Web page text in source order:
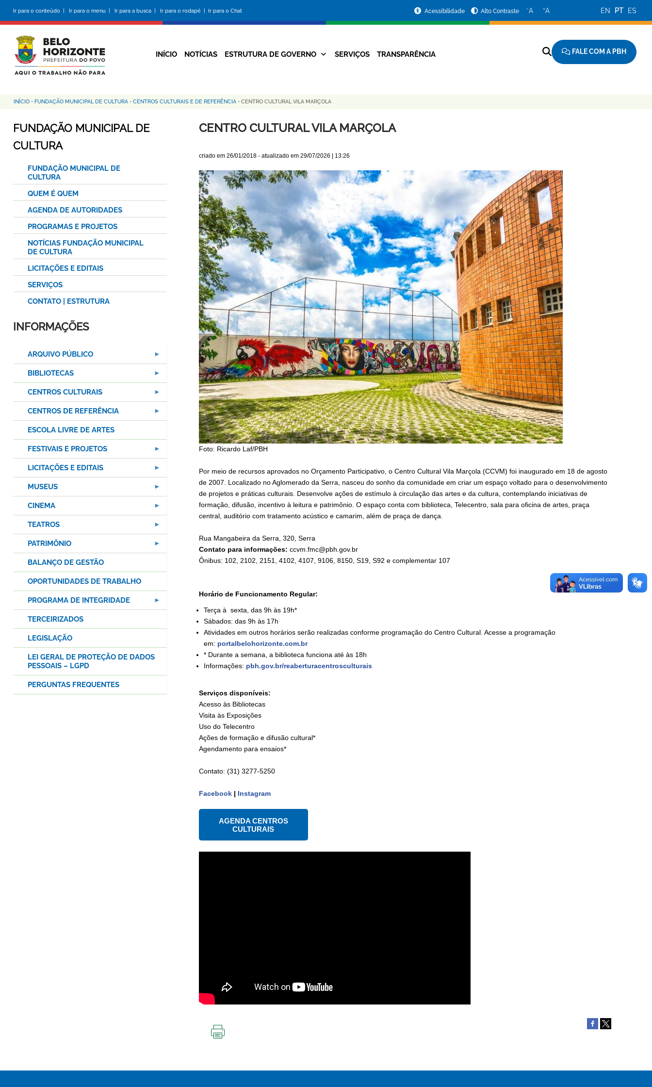
conteúdo
principal
Ir para o conteúdo | Ir para o menu | Ir para a busca | Ir para o rodapé | Ir para o Chat
da
Prefeitura
Acessibilidade Alto Contraste −A +A EN PT ES
Navegação
INÍCIO NOTÍCIAS ESTRUTURA DE GOVERNO SERVIÇOS TRANSPARÊNCIA FALE COM A PBH
Trilha
de
navegação
INÍCIO - FUNDAÇÃO MUNICIPAL DE CULTURA - CENTROS CULTURAIS E DE REFERÊNCIA - CENTRO CULTURAL VILA MARÇOLA
CENTRO CULTURAL VILA MARÇOLA
criado em 26/01/2018- atualizado em 29/07/2026 | 13:26
Foto: Ricardo Laf/PBH
Por meio de recursos aprovados no Orçamento Participativo, o Centro Cultural Vila Marçola (CCVM) foi inaugurado em 18 de agosto
de 2007. Localizado no Aglomerado da Serra, nasceu do sonho da comunidade em criar um espaço voltado para o desenvolvimento
de projetos e práticas culturais. Desenvolve ações de estímulo à circulação das artes e da cultura, contemplando iniciativas de
formação, difusão, incentivo à leitura e patrimônio. O espaço conta com biblioteca, Telecentro, sala para oficina de artes, praça
central, auditório com tratamento acústico e camarim, além de praça de dança.
Rua Mangabeira da Serra, 320, Serra
Contato para informações: ccvm.fmc@pbh.gov.br
Ônibus: 102, 2102, 2151, 4102, 4107, 9106, 8150, S19, S92 e complementar 107
Horário de Funcionamento Regular:
Terça à sexta, das 9h às 19h*
Sábados: das 9h às 17h
Atividades em outros horários serão realizadas conforme programação do Centro Cultural. Acesse a programação
em: portalbelohorizonte.com.br
* Durante a semana, a biblioteca funciona até às 18h
Informações: pbh.gov.br/reaberturacentrosculturais
Serviços disponíveis:
Acesso às Bibliotecas
Visita às Exposições
Uso do Telecentro
Ações de formação e difusão cultural*
Agendamento para ensaios*
Contato: (31) 3277-5250
Facebook| Instagram
AGENDA CENTROS
CULTURAIS
FUNDAÇÃO MUNICIPAL DE
CULTURA
FUNDAÇÃO MUNICIPAL DE
CULTURA
QUEM É QUEM
AGENDA DE AUTORIDADES
PROGRAMAS E PROJETOS
NOTÍCIAS FUNDAÇÃO MUNICIPAL
DE CULTURA
LICITAÇÕES E EDITAIS
SERVIÇOS
CONTATO | ESTRUTURA
INFORMAÇÕES
ARQUIVO PÚBLICO
BIBLIOTECAS
CENTROS CULTURAIS
CENTROS DE REFERÊNCIA
ESCOLA LIVRE DE ARTES
FESTIVAIS E PROJETOS
LICITAÇÕES E EDITAIS
MUSEUS
CINEMA
TEATROS
PATRIMÔNIO
BALANÇO DE GESTÃO
OPORTUNIDADES DE TRABALHO
PROGRAMA DE INTEGRIDADE
TERCEIRIZADOS
LEGISLAÇÃO
LEI GERAL DE PROTEÇÃO DE DADOS
PESSOAIS – LGPD
PERGUNTAS FREQUENTES